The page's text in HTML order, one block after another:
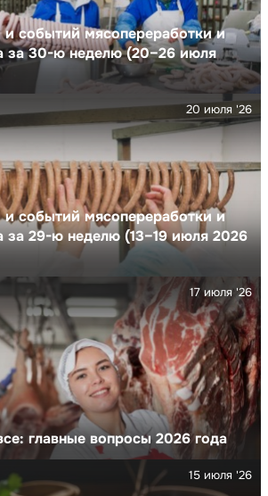
событий мясопереработки и
за 30-ю неделю (20–26 июля
событий мясопереработки и
за 29-ю неделю (13–19 июля 2026
20 июля '26
главные вопросы 2026 года
17 июля '26
15 июля '26